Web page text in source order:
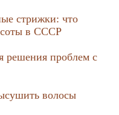
стрижки: что
в СССР
решения проблем с
волосы